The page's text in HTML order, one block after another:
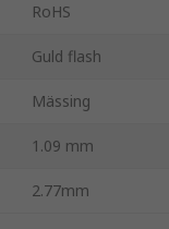
RoHS
Guld flash
Mässing
1.09 mm
2.77mm